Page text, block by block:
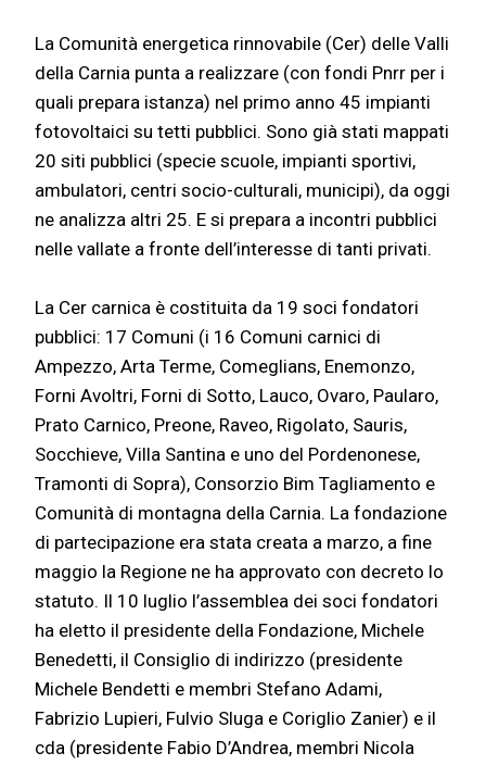
La Comunità energetica rinnovabile (Cer) delle Valli
della Carnia punta a realizzare (con fondi Pnrr per i
quali prepara istanza) nel primo anno 45 impianti
fotovoltaici su tetti pubblici. Sono già stati mappati
20 siti pubblici (specie scuole, impianti sportivi,
ambulatori, centri socio-culturali, municipi), da oggi
ne analizza altri 25. E si prepara a incontri pubblici
nelle vallate a fronte dell’interesse di tanti privati.
La Cer carnica è costituita da 19 soci fondatori
pubblici: 17 Comuni (i 16 Comuni carnici di
Ampezzo, Arta Terme, Comeglians, Enemonzo,
Forni Avoltri, Forni di Sotto, Lauco, Ovaro, Paularo,
Prato Carnico, Preone, Raveo, Rigolato, Sauris,
Socchieve, Villa Santina e uno del Pordenonese,
Tramonti di Sopra), Consorzio Bim Tagliamento e
Comunità di montagna della Carnia. La fondazione
di partecipazione era stata creata a marzo, a fine
maggio la Regione ne ha approvato con decreto lo
statuto. Il 10 luglio l’assemblea dei soci fondatori
ha eletto il presidente della Fondazione, Michele
Benedetti, il Consiglio di indirizzo (presidente
Michele Bendetti e membri Stefano Adami,
Fabrizio Lupieri, Fulvio Sluga e Coriglio Zanier) e il
cda (presidente Fabio D’Andrea, membri Nicola